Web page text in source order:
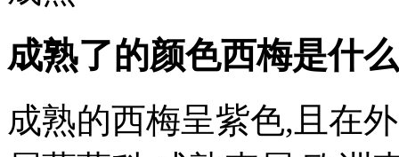
成熟了的颜色西梅是什
成熟的西梅呈紫色,且在